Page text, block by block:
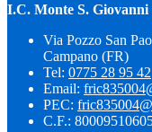
I.C. Monte S. Giovanni
Via Pozzo San
Campano (FR)
Tel: 0775 28 95 42
Email:
PEC:
C.F.: